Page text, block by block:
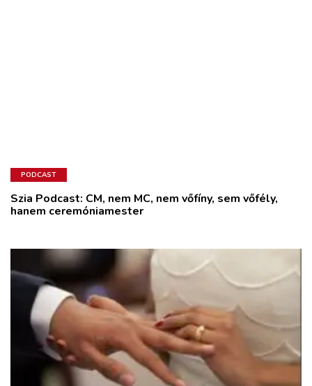
PODCAST
Szia Podcast: CM, nem MC, nem vőfíny, sem vőfély,
hanem ceremóniamester